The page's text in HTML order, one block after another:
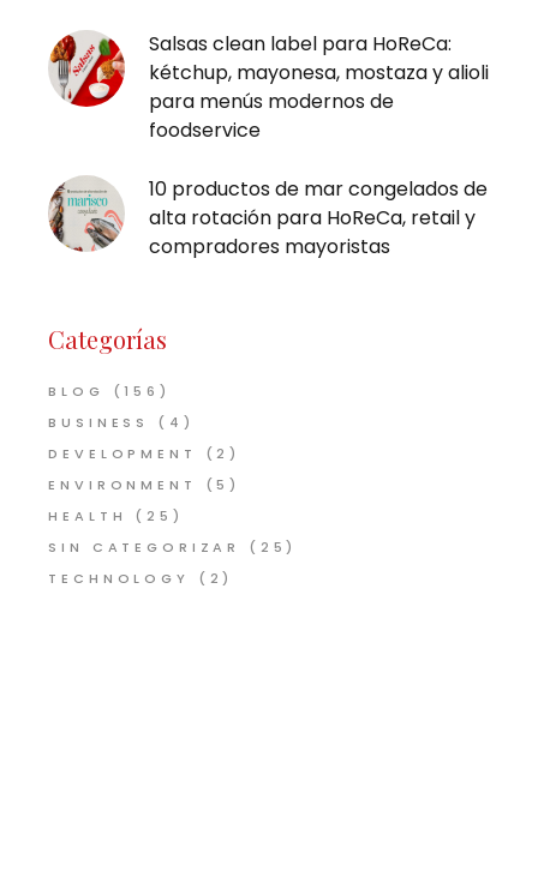
Salsas clean label para HoReCa:
kétchup, mayonesa, mostaza y alioli
para menús modernos de
foodservice
10 productos de mar congelados de
alta rotación para HoReCa, retail y
compradores mayoristas
Categorías
BLOG
(156)
BUSINESS
(4)
DEVELOPMENT
(2)
ENVIRONMENT
(5)
HEALTH
(25)
SIN CATEGORIZAR
(25)
TECHNOLOGY
(2)